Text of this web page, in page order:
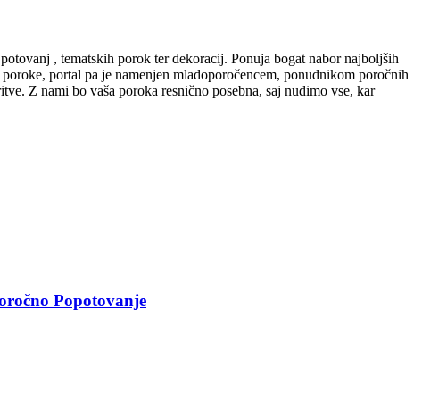
, tematskih porok ter dekoracij. Ponuja bogat nabor najboljših
portal pa je namenjen mladoporočencem, ponudnikom poročnih
Z nami bo vaša poroka resnično posebna, saj nudimo vse, kar
Popotovanje